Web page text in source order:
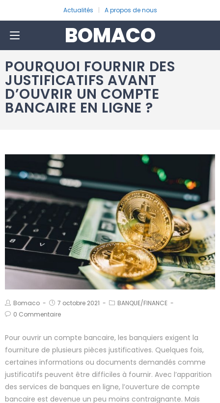
Actualités A propos de nous
BOMACO
POURQUOI FOURNIR DES
JUSTIFICATIFS AVANT
D’OUVRIR UN COMPTE
BANCAIRE EN LIGNE ?
Bomaco 7 octobre 2021
BANQUE/FINANCE
0 Commentaire
Pour ouvrir un compte bancaire, les banquiers exigent la
fourniture de plusieurs pièces justificatives. Quelques fois,
certaines informations ou documents demandés comme
justificatifs peuvent être difficiles à fournir. Avec l’apparition
des services de banques en ligne, l’ouverture de compte
bancaire est devenue un peu moins contraignante. Mais